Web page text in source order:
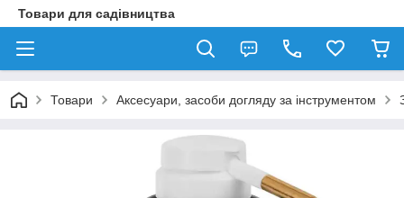
Товари для садівництва
Товари Аксесуари, засоби догляду за інструментом